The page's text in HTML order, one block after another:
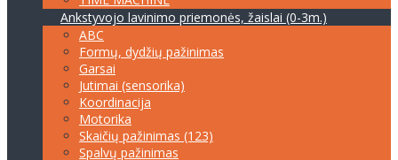
Ankstyvojo lavinimo priemonės, žaislai (0-3m.)
ABC
Formų, dydžių pažinimas
Garsai
Jutimai (sensorika)
Koordinacija
Motorika
Skaičių pažinimas (123)
Spalvų pažinimas